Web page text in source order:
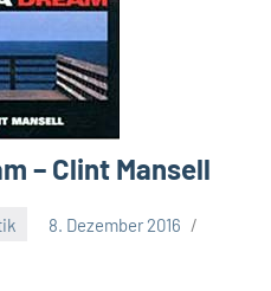
– Clint Mansell
8. Dezember 2016